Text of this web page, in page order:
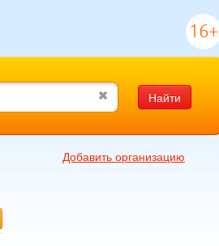
16+
Найти
Добавить организацию